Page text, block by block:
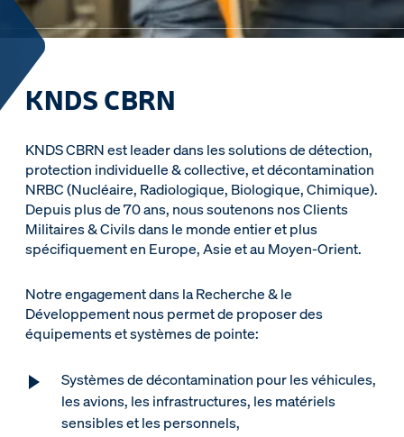
KNDS CBRN
KNDS CBRN est leader dans les solutions de détection,
protection individuelle & collective, et décontamination
NRBC (Nucléaire, Radiologique, Biologique, Chimique).
Depuis plus de 70 ans, nous soutenons nos Clients
Militaires & Civils dans le monde entier et plus
spécifiquement en Europe, Asie et au Moyen-Orient.
Notre engagement dans la Recherche & le
Développement nous permet de proposer des
équipements et systèmes de pointe:
Systèmes de décontamination pour les véhicules,
les avions, les infrastructures, les matériels
sensibles et les personnels,